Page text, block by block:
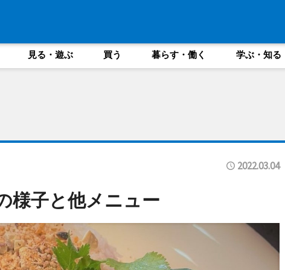
見る・遊ぶ 買う 暮らす・働く 学ぶ・知る
2022.03.04
様子と他メニュー